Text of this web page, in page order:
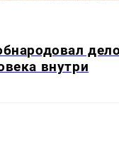
внутри